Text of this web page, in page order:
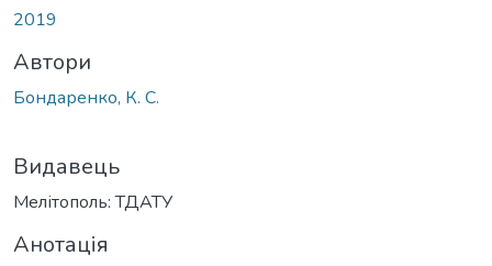
2019
Автори
Бондаренко, К. С.
Видавець
Мелітополь: ТДАТУ
Анотація